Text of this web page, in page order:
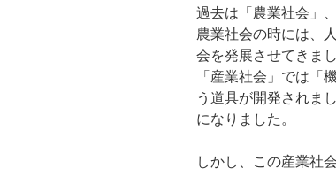
過去は「農業社会」
農業社会の時には、
会を発展させてきまし
「産業社会」では「
う道具が開発されま
になりました。
しかし、この産業社